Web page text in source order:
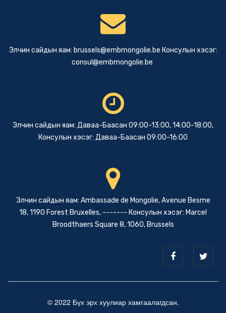
Элчин сайдын яам: brussels@embmongolie.be Консулын хэсэг:
consul@embmongolie.be
Элчин сайдын яам: Даваа-Баасан 09:00-13:00, 14:00-18:00,
Консулын хэсэг: Даваа-Баасан 09:00-16:00
Элчин сайдын яам: Ambassade de Mongolie, Avenue Besme
18, 1190 Forest Bruxelles, ------- Консулын хэсэг: Marcel
Broodthaers Square 8, 1060, Brussels
© 2022 Бүх эрх хуулиар хамгаалагдсан.